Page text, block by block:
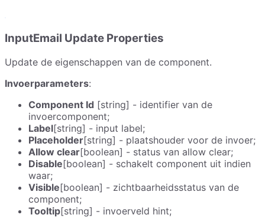
InputEmail Update Properties
Update de eigenschappen van de component.
Invoerparameters:
Component Id [string] - identifier van de
invoercomponent;
Label[string] - input label;
Placeholder[string] - plaatshouder voor de invoer;
Allow clear[boolean] - status van allow clear;
Disable[boolean] - schakelt component uit indien
waar;
Visible[boolean] - zichtbaarheidsstatus van de
component;
Tooltip[string] - invoerveld hint;